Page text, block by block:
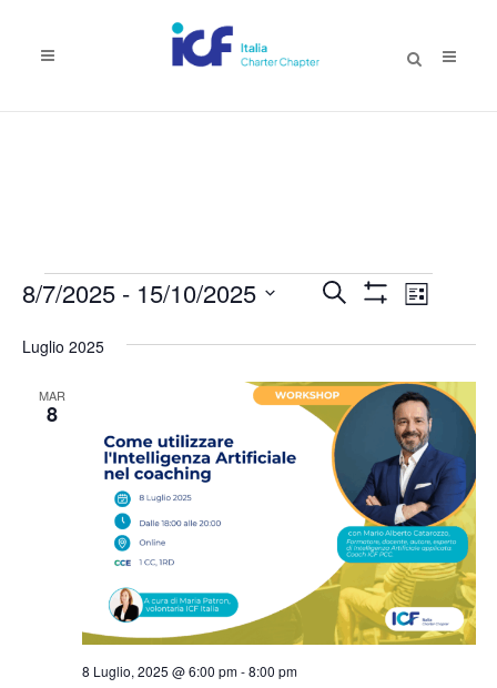
EVENTI
Eventi
e
viste
Navigazione
Cerca
Mostra
Evento
Lista
8/7/2025 - 15/10/2025
la
Luglio 2025
MAR
8
8 Luglio, 2025 @ 6:00 pm-8:00 pm